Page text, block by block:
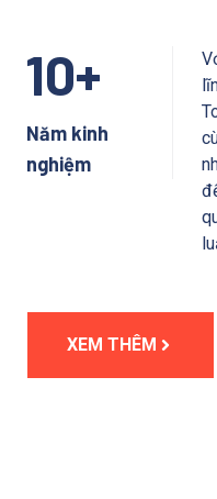
10+
Năm kinh
nghiệm
XEM THÊM